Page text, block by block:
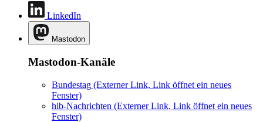
LinkedIn
Mastodon
Mastodon-Kanäle
Bundestag (Externer Link, Link öffnet ein neues
Fenster)
hib-Nachrichten (Externer Link, Link öffnet ein neues
Fenster)